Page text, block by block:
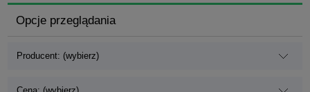
Opcje przeglądania
Producent: (wybierz)